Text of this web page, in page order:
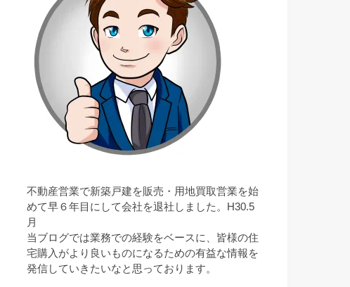
不動産営業で新築戸建を販売・用地買取営業を始
めて早６年目にして会社を退社しました。H30.5
月
当ブログでは業務での経験をベースに、皆様の住
宅購入がより良いものになるための有益な情報を
発信していきたいなと思っております。